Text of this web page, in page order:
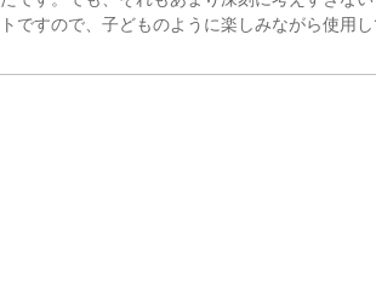
トですので、子どものように楽しみながら使用